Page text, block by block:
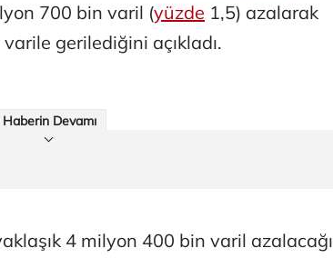
700 bin varil (yüzde 1,5) azalarak
gerilediğini açıkladı.
Haberin Devamı
4 milyon 400 bin varil azalacağı